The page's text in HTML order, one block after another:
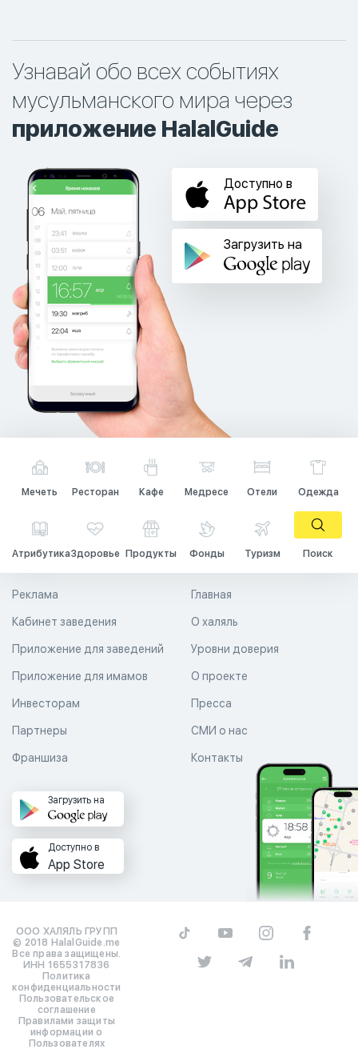
Узнавай обо всех событиях
мусульманского мира через
приложение HalalGuide
Доступно в
Загрузить на
Мечеть Ресторан Кафе Медресе Отели Одежда
АтрибутикаЗдоровье Продукты Фонды Туризм Поиск
Главная
О халяль
Уровни доверия
Реклама
Кабинет заведения
Приложение для заведений
Приложение для имамов О проекте
Пресса
СМИ о нас
Контакты
Инвесторам
Партнеры
Франшиза
Загрузить на
Доступно в
App Store
ООО ХАЛЯЛЬ ГРУПП
© 2018 HalalGuide.me
Все права защищены.
ИНН 1655317836
Политика
конфиденциальности
Пользовательское
соглашение
Правилами защиты
информации о
Пользователях